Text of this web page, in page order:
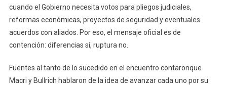
cuando el Gobierno necesita votos para pliegos judiciales,
reformas económicas, proyectos de seguridad y eventuales
acuerdos con aliados. Por eso, el mensaje oficial es de
contención: diferencias sí, ruptura no.
Fuentes al tanto de lo sucedido en el encuentro contaronque
Macri y Bullrich hablaron de la idea de avanzar cada uno por su